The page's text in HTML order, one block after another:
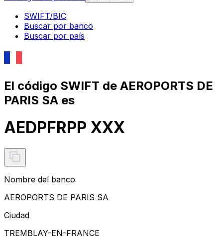
SWIFT/BIC
Buscar por banco
Buscar por país
El código SWIFT de AEROPORTS DE
PARIS SA es
AEDPFRPP XXX
Nombre del banco
AEROPORTS DE PARIS SA
Ciudad
TREMBLAY-EN-FRANCE